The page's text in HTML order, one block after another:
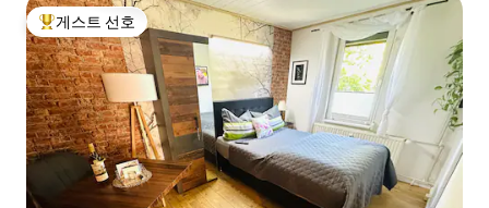
상위 게스트 선호
게스트 선호